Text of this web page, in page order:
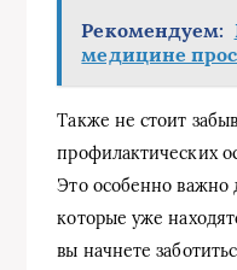
Рекомендуем:
медицине
Также не стоит
профилактических
Это особенно
которые уже
вы начнете